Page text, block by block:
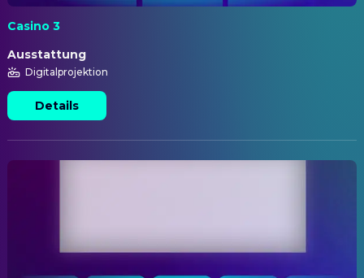
Casino 3
Ausstattung
Digitalprojektion
Details